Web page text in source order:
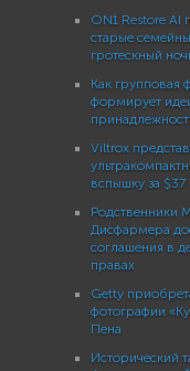
ON1 Restore AI
старые
гротескный
Как групповая
формирует
Viltrox
вспышку за $37
Родственники
Дисфармера
соглашения в
правах
Getty
фотографии
Пена
Исторический